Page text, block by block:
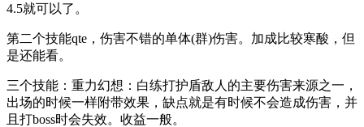
4.5就可以了。
第二个技能qte，伤害不错的单体(群)伤害。加成比较寒酸，但
是还能看。
三个技能：重力幻想：白练打护盾敌人的主要伤害来源之一，
出场的时候一样附带效果，缺点就是有时候不会造成伤害，并
且打boss时会失效。收益一般。